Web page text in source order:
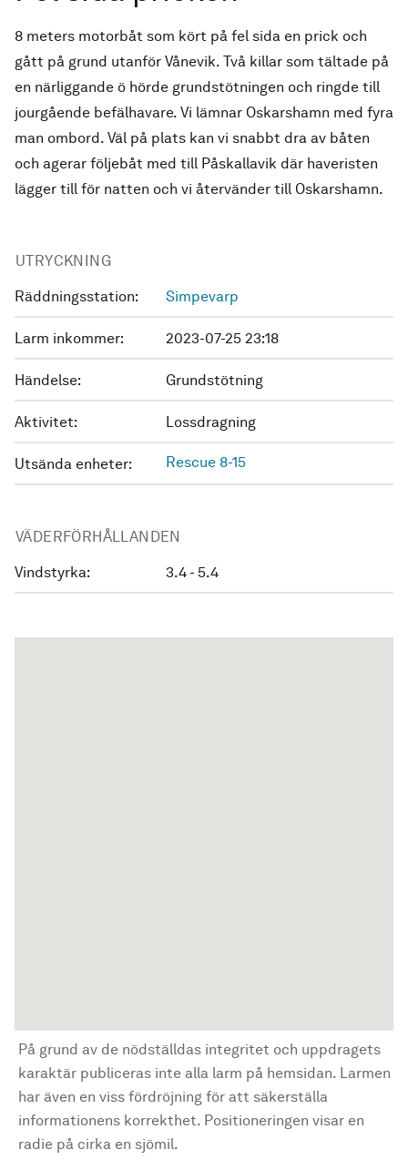
8 meters motorbåt som kört på fel sida en prick och
gått på grund utanför Vånevik. Två killar som tältade på
en närliggande ö hörde grundstötningen och ringde till
jourgående befälhavare. Vi lämnar Oskarshamn med fyra
man ombord. Väl på plats kan vi snabbt dra av båten
och agerar följebåt med till Påskallavik där haveristen
lägger till för natten och vi återvänder till Oskarshamn.
UTRYCKNING
Räddningsstation: Simpevarp
Larm inkommer: 2023-07-25 23:18
Händelse: Grundstötning
Aktivitet: Lossdragning
Utsända enheter: Rescue 8-15
VÄDERFÖRHÅLLANDEN
Vindstyrka: 3.4 - 5.4
På grund av de nödställdas integritet och uppdragets
karaktär publiceras inte alla larm på hemsidan. Larmen
har även en viss fördröjning för att säkerställa
informationens korrekthet. Positioneringen visar en
radie på cirka en sjömil.